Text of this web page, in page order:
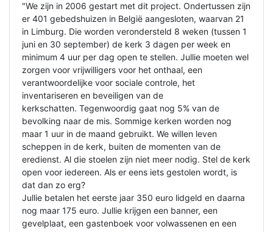
"We zijn in 2006 gestart met dit project. Ondertussen zijn
er 401 gebedshuizen in België aangesloten, waarvan 21
in Limburg. Die worden verondersteld 8 weken (tussen 1
juni en 30 september) de kerk 3 dagen per week en
minimum 4 uur per dag open te stellen. Jullie moeten wel
zorgen voor vrijwilligers voor het onthaal, een
verantwoordelijke voor sociale controle, het
inventariseren en beveiligen van de
kerkschatten. Tegenwoordig gaat nog 5% van de
bevolking naar de mis. Sommige kerken worden nog
maar 1 uur in de maand gebruikt. We willen leven
scheppen in de kerk, buiten de momenten van de
eredienst. Al die stoelen zijn niet meer nodig. Stel de kerk
open voor iedereen. Als er eens iets gestolen wordt, is
dat dan zo erg?
Jullie betalen het eerste jaar 350 euro lidgeld en daarna
nog maar 175 euro. Jullie krijgen een banner, een
gevelplaat, een gastenboek voor volwassenen en een